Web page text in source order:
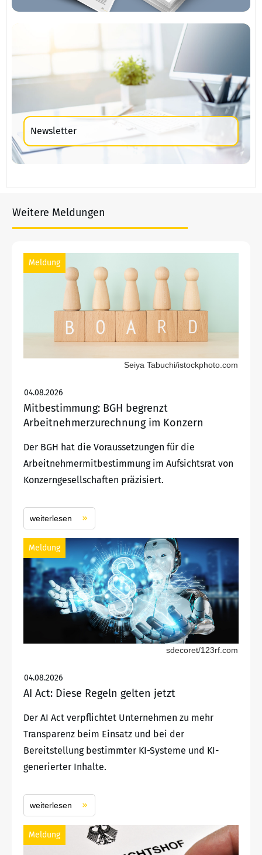
Newsletter
Weitere Meldungen
Meldung
Seiya Tabuchi/istockphoto.com
04.08.2026
Mitbestimmung: BGH begrenzt
Arbeitnehmerzurechnung im Konzern
Der BGH hat die Voraussetzungen für die
Arbeitnehmermitbestimmung im Aufsichtsrat von
Konzerngesellschaften präzisiert.
weiterlesen
Meldung
sdecoret/123rf.com
04.08.2026
AI Act: Diese Regeln gelten jetzt
Der AI Act verpflichtet Unternehmen zu mehr
Transparenz beim Einsatz und bei der
Bereitstellung bestimmter KI-Systeme und KI-
generierter Inhalte.
weiterlesen
Meldung